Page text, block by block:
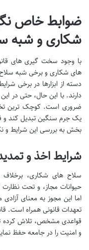
ضوابط خاص
شکاری و شبه
با وجود سخت گیری های
های شکاری و برخی شبه
دسته از ابزارها در برخی
دارند. با این حال، حتی در
ضروری است. کوچک ترین
یک جرم سنگین تبدیل کند و
بخش به بررسی این شرایط و
شرایط اخذ و
سلاح های شکاری،
حیوانات مجاز، و تحت
اما این مجوز به معنای
تعهدات قانونی همراه است.
قواعدی مشخص، تلاش کرده
و امنیت را در جامعه حفظ